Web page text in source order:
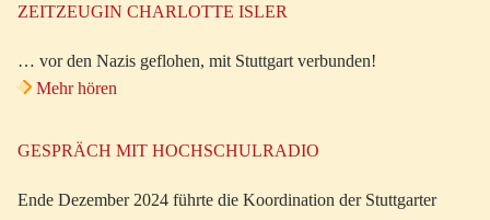
ZEITZEUGIN CHARLOTTE ISLER
… vor den Nazis geflohen, mit Stuttgart verbunden!
Mehr hören
GESPRÄCH MIT HOCHSCHULRADIO
Ende Dezember 2024 führte die Koordination der Stuttgarter